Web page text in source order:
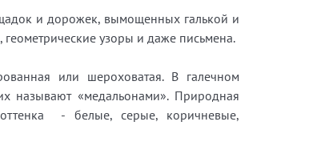
и дорожек, вымощенных галькой и
узоры и даже письмена.
или шероховатая. В галечном
называют «медальонами». Природная
- белые, серые, коричневые,